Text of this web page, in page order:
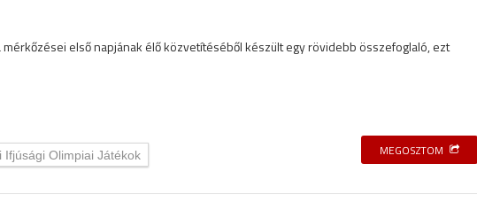
mérkőzései első napjának élő közvetítéséből készült egy rövidebb összefoglaló, ezt
Ifjúsági Olimpiai Játékok MEGOSZTOM